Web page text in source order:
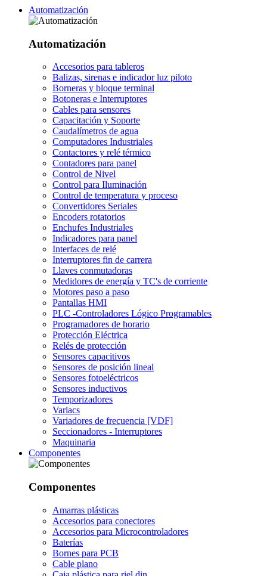
Automatización
Automatización
Accesorios para tableros
Balizas, sirenas e indicador luz piloto
Borneras y bloque terminal
Botoneras e Interruptores
Cables para sensores
Capacitación y Soporte
Caudalímetros de agua
Computadores Industriales
Contactores y relé térmico
Contadores para panel
Control de Nivel
Control para Iluminación
Control de temperatura y proceso
Convertidores Seriales
Encoders rotatorios
Enchufes Industriales
Indicadores para panel
Interfaces de relé
Interruptores fin de carrera
Llaves conmutadoras
Medidores de energía y TC's de corriente
Motores paso a paso
Pantallas HMI
PLC -Controladores Lógico Programables
Programadores de horario
Protección Eléctrica
Relés de protección
Sensores capacitivos
Sensores de posición lineal
Sensores fotoeléctricos
Sensores inductivos
Temporizadores
Variacs
Variadores de frecuencia [VDF]
Seccionadores - Interruptores
Maquinaria
Componentes
Componentes
Amarras plásticas
Accesorios para conectores
Accesorios para Microcontroladores
Baterías
Bornes para PCB
Cable plano